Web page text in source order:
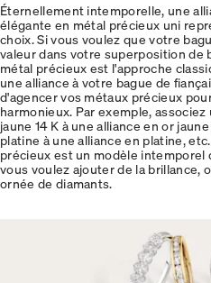
Éternellement intemporelle, une
élégante en métal précieux uni
choix. Si vous voulez que votre
valeur dans votre superposition de
métal précieux est l'approche
une alliance à votre bague de
d'agencer vos métaux précieux
harmonieux. Par exemple,
jaune 14 K à une alliance en or
platine à une alliance en platine,
précieux est un modèle intemporel
vous voulez ajouter de la brillance,
ornée de diamants.